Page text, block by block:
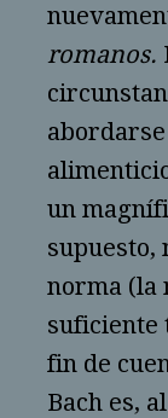
romanos.
un
supuesto,
norma (la
suficiente
fin de
Bach es,